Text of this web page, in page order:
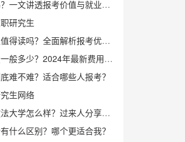
文讲透报考价值与就业前景
研究生
？全面解析报考优势与学习价值
少？2024年最新费用标准一览
难不难？适合哪些人报考？
生网络
怎么样？过来人分享备考经验
什么区别？哪个更适合我？